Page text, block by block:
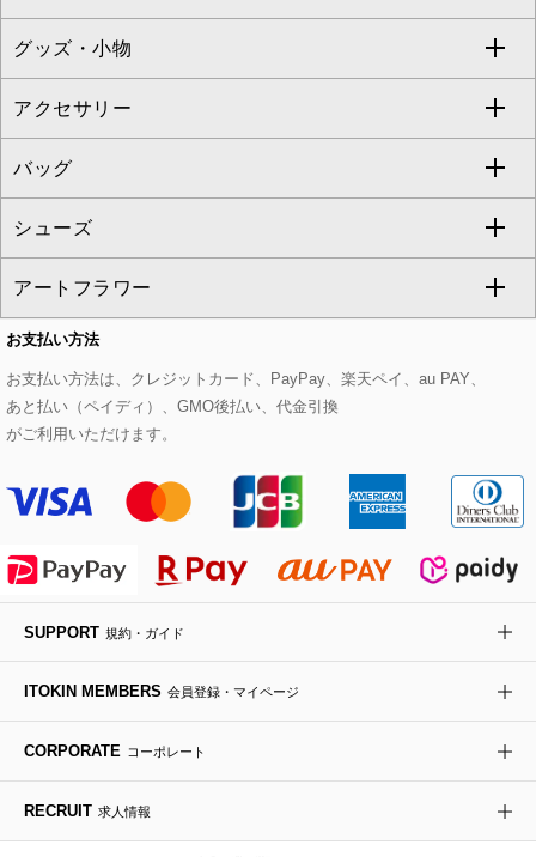
eur3
Maison de CINQ
MK MICHEL KLEIN BAG
HIROKO KOSHINO
アンサンブルセット
ベスト・ジレ
パーカー
タンクトップ・キャミソール
スウェット・ジャージー
その他のトップス
ジャンパースカート
その他のワンピース・ドレス
ガウチョ・ワイドパンツ
ハーフ・ショート丈パンツ
サロペット・オールインワン
その他のパンツ
ひざ丈スカート
ミモレ丈スカート
ショート・ミニ丈スカート
その他のスカート
テーラードジャケット
ノーカラージャケット
セットアップ
セットアップジャケット
セットアップパンツ
セットアップスカート
セットアップワンピース
すべてのコート・ブルゾン
トレンチコート
ピーコート
ダッフルコート
チェスターコート
モッズコート
ステンカラーコート
ライダースジャケット
デニムジャケット
ダウンジャケット・コート
グッズ・小物
すべてのグッズ・小物
マスク
ストール・マフラー・スヌード
ベルト・サスペンダー
帽子
ヘアアクセサリー
ハンカチ・バンダナ
手袋
チャーム・ストラップ
アクセサリー
すべてのアクセサリー
ネックレス
ピアス・イヤリング
ブレスレット・バングル
ブローチ・コサージュ
バッグ
すべてのバッグ
トートバッグ
ショルダーバッグ
ボストンバッグ
バックパック・リュック
ボディバッグ・メッセンジャーバッグ
トラベルバッグ
シューズ
すべてのシューズ
パンプス
スニーカー
フラットシューズ
ローファー
ドレスシューズ
アートフラワー
すべてのアートフラワー
ローズ
カサブランカ・カラー
ラナンキュラス
ポプリアレンジ＆フレグランス
お支払い方法
お支払い方法は、クレジットカード、PayPay、楽天ペイ、au PAY、
あと払い（ペイディ）、GMO後払い、代金引換
がご利用いただけます。
SUPPORT 規約・ガイド
ITOKIN MEMBERS 会員登録・マイページ
CORPORATE コーポレート
RECRUIT 求人情報